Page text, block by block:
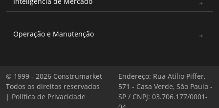
Operação e Manutenção
© 1999 - 2026 Construmarket
Todos os direitos reservados
| Política de Privacidade
Endereço: Rua Atílio Piffer,
571 - Casa Verde, São Paulo -
SP / CNPJ: 03.706.177/0001-